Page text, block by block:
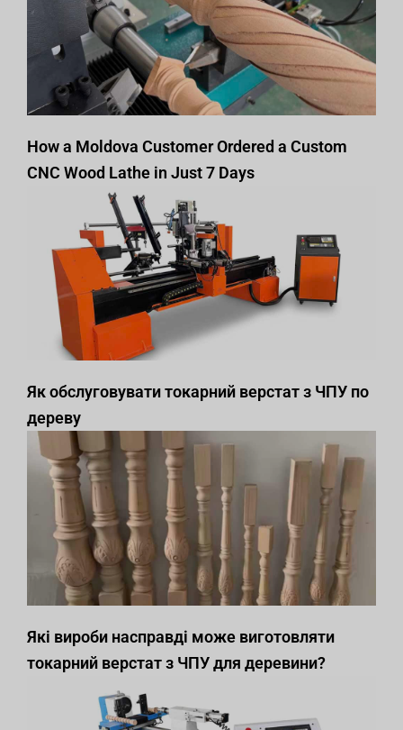
How a Moldova Customer Ordered a Custom
CNC Wood Lathe in Just 7 Days
Як обслуговувати токарний верстат з ЧПУ по
дереву
Які вироби насправді може виготовляти
токарний верстат з ЧПУ для деревини?